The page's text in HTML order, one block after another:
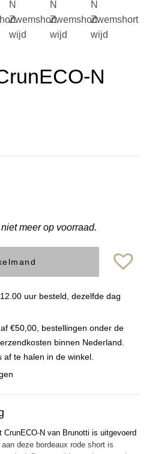
N
meer op voorraad.
uur besteld, dezelfde dag
€50,00, bestellingen onder de
binnen Nederland.
af te halen in de winkel.
CrunECO-N van Brunotti is uitgevoerd
deze bordeaux rode short is